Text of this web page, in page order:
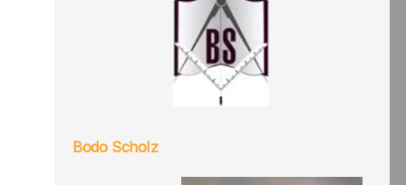
Bodo Scholz